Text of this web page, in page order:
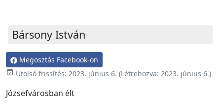
Bársony István
Megosztás Facebook-on
event_available Utolsó frissítés: 2023. június 6. (Létrehozva: 2023. június 6.)
Józsefvárosban élt